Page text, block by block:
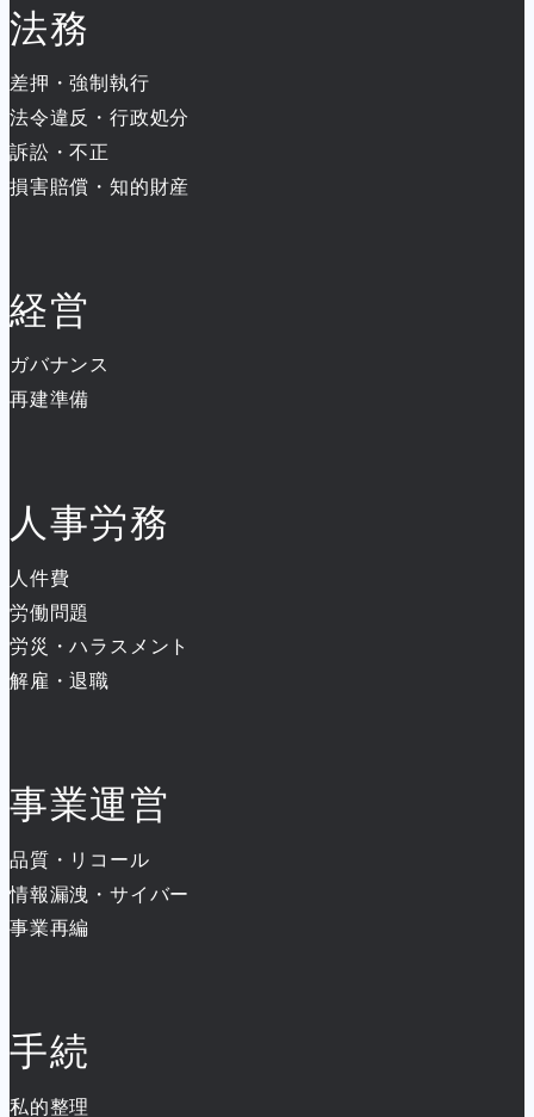
法務
差押・強制執行
法令違反・行政処分
訴訟・不正
損害賠償・知的財産
経営
ガバナンス
再建準備
人事労務
人件費
労働問題
労災・ハラスメント
解雇・退職
事業運営
品質・リコール
情報漏洩・サイバー
事業再編
手続
私的整理